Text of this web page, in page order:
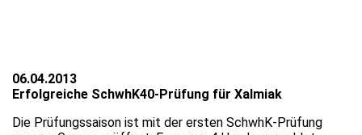
06.04.2013
Erfolgreiche SchwhK40-Prüfung für Xalmiak
Die Prüfungssaison ist mit der ersten SchwhK-Prüfung